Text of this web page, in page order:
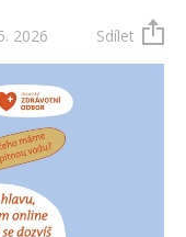
2026 Sdílet